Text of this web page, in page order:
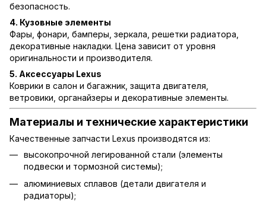
безопасность.
4. Кузовные элементы
Фары, фонари, бамперы, зеркала, решетки радиатора,
декоративные накладки. Цена зависит от уровня
оригинальности и производителя.
5. Аксессуары Lexus
Коврики в салон и багажник, защита двигателя,
ветровики, органайзеры и декоративные элементы.
Материалы и технические характеристики
Качественные запчасти Lexus производятся из:
высокопрочной легированной стали (элементы
подвески и тормозной системы);
алюминиевых сплавов (детали двигателя и
радиаторы);